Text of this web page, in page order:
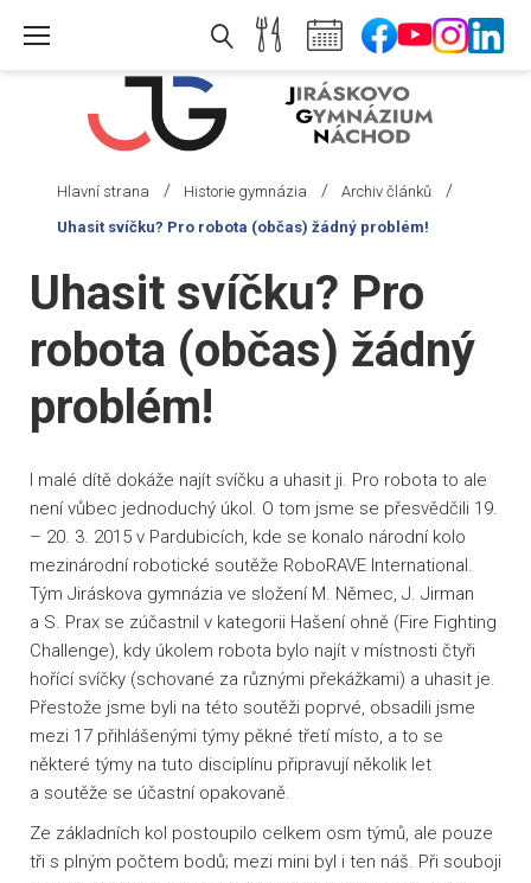
Hlavní strana / Historie gymnázia / Archiv článků /
Uhasit svíčku? Pro robota (občas) žádný problém!
Uhasit svíčku? Pro
robota (občas) žádný
problém!
I malé dítě dokáže najít svíčku a uhasit ji. Pro robota to ale
není vůbec jednoduchý úkol. O tom jsme se přesvědčili 19.
– 20. 3. 2015 v Pardubicích, kde se konalo národní kolo
mezinárodní robotické soutěže RoboRAVE International.
Tým Jiráskova gymnázia ve složení M. Němec, J. Jirman
a S. Prax se zúčastnil v kategorii Hašení ohně (Fire Fighting
Challenge), kdy úkolem robota bylo najít v místnosti čtyři
hořící svíčky (schované za různými překážkami) a uhasit je.
Přestože jsme byli na této soutěži poprvé, obsadili jsme
mezi 17 přihlášenými týmy pěkné třetí místo, a to se
některé týmy na tuto disciplínu připravují několik let
a soutěže se účastní opakovaně.
Ze základních kol postoupilo celkem osm týmů, ale pouze
tři s plným počtem bodů; mezi mini byl i ten náš. Při souboji